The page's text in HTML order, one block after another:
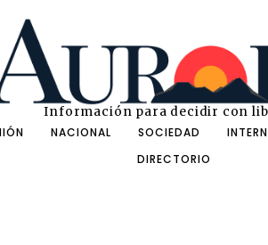
Información para decidir con
NACIONAL SOCIEDAD
DIRECTORIO